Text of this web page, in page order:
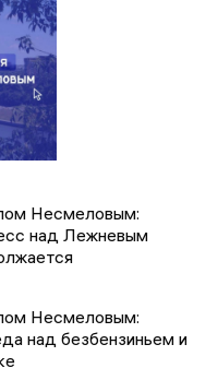
Несмеловым:
над Лежневым
Несмеловым:
над безбензиньем и